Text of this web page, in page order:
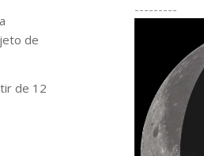
de
de 12
---------